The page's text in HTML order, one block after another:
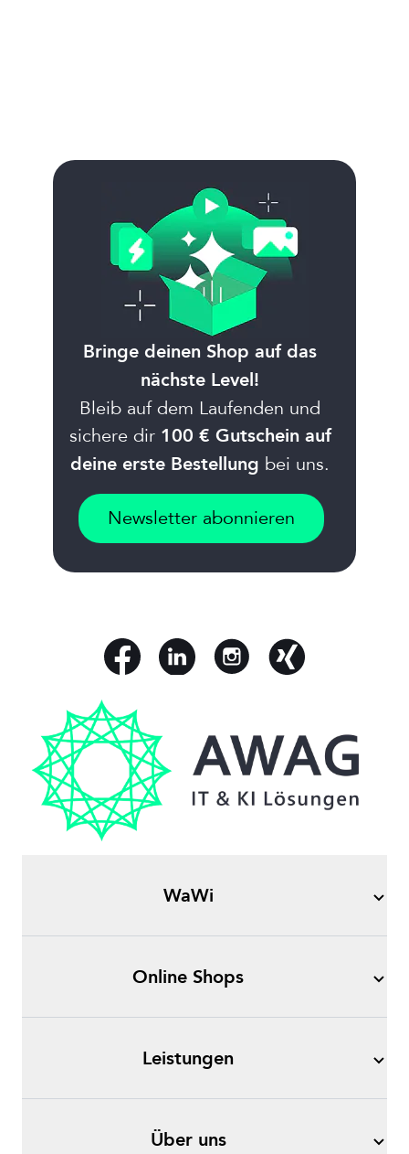
Bringe deinen Shop auf das
nächste Level!
Bleib auf dem Laufenden und
sichere dir 100 € Gutschein auf
deine erste Bestellung bei uns.
Newsletter abonnieren
WaWi
Online Shops
Leistungen
Über uns